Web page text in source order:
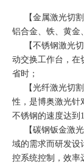
【金属激光切
铝合金、铁、黄金
【不锈钢激光
动交换工作台，在
省时；
【光纤激光切割
性，是博奥激光针
不锈钢的速度达到
【碳钢钣金激
域的需求而研发设
控系统控制，效率